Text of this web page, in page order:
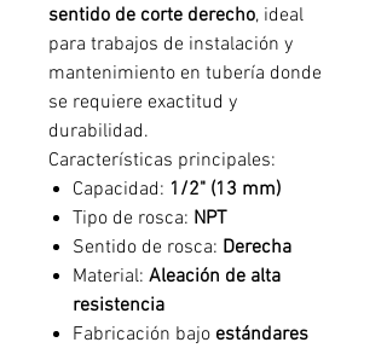
sentido de corte derecho, ideal
para trabajos de instalación y
mantenimiento en tubería donde
se requiere exactitud y
durabilidad.
Características principales:
Capacidad: 1/2" (13 mm)
Tipo de rosca: NPT
Sentido de rosca: Derecha
Material: Aleación de alta
resistencia
Fabricación bajo estándares